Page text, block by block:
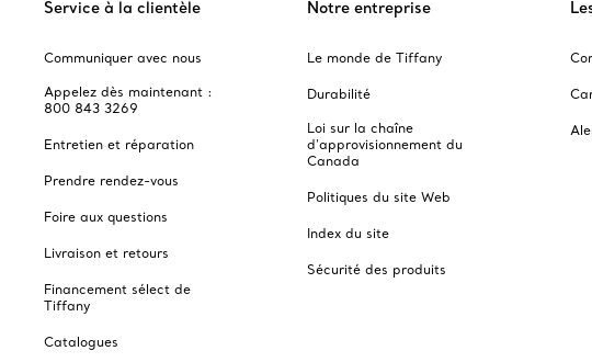
Service à la clientèle
Communiquer avec nous
Appelez dès maintenant :
800 843 3269
Entretien et réparation
Prendre rendez-vous
Foire aux questions
Livraison et retours
Financement sélect de
Tiffany
Catalogues
Notre entreprise
Le monde de Tiffany
Durabilité
Loi sur la chaîne
d'approvisionnement du
Canada
Politiques du site Web
Index du site
Sécurité des produits